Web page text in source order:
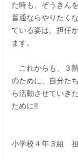
た時も、ぞうきん
普通ならやりたく
ている姿は、担任
ます。
これからも、３
のために、自分た
ら活動させていき
ために!!
小学校４年３組